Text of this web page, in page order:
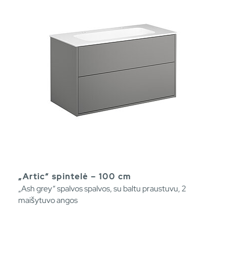
„Artic“ spintelė – 100 cm
„Ash grey“ spalvos spalvos, su baltu praustuvu, 2
maišytuvo angos